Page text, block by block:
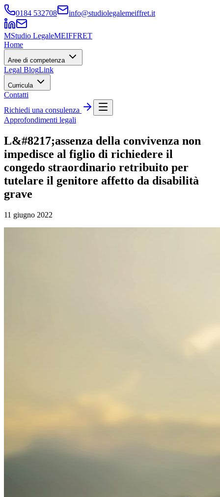
0184 532708 info@studiolegalemeiffret.it
MStudio LegaleMEIFFRET
Home
Aree di competenza
Legal BlogLink
Curricula
Contatti
Richiedi una consulenza
Approfondimenti legali
L&#8217;assenza della convivenza non
impedisce al figlio di richiedere il
congedo straordinario retribuito per
tutelare il genitore affetto da disabilità
grave
11 giugno 2022